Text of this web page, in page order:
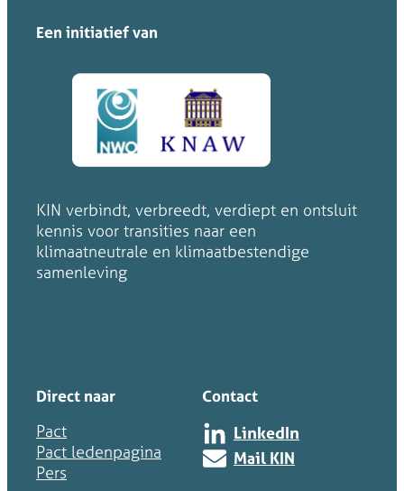
Een initiatief van
KIN verbindt, verbreedt, verdiept en ontsluit
kennis voor transities naar een
klimaatneutrale en klimaatbestendige
samenleving
Direct naar
Pact
Pact ledenpagina
Pers
Contact
LinkedIn
Mail KIN